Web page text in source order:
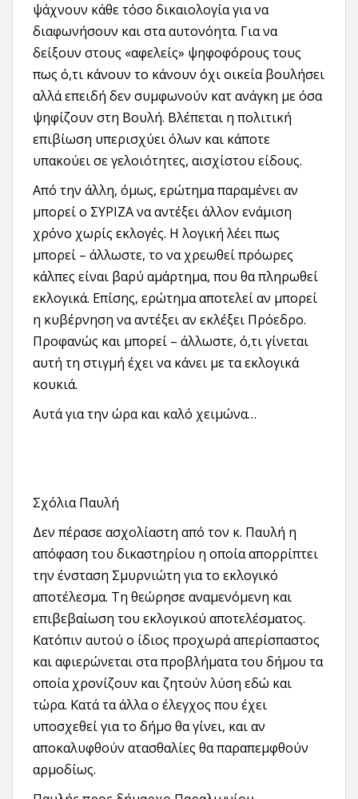
ψάχνουν κάθε τόσο δικαιολογία για να
διαφωνήσουν και στα αυτονόητα. Για να
δείξουν στους «αφελείς» ψηφοφόρους τους
πως ό,τι κάνουν το κάνουν όχι οικεία βουλήσει
αλλά επειδή δεν συμφωνούν κατ ανάγκη με όσα
ψηφίζουν στη Βουλή. Βλέπεται η πολιτική
επιβίωση υπερισχύει όλων και κάποτε
υπακούει σε γελοιότητες, αισχίστου είδους.
Από την άλλη, όμως, ερώτημα παραμένει αν
μπορεί ο ΣΥΡΙΖΑ να αντέξει άλλον ενάμιση
χρόνο χωρίς εκλογές. Η λογική λέει πως
μπορεί – άλλωστε, το να χρεωθεί πρόωρες
κάλπες είναι βαρύ αμάρτημα, που θα πληρωθεί
εκλογικά. Επίσης, ερώτημα αποτελεί αν μπορεί
η κυβέρνηση να αντέξει αν εκλέξει Πρόεδρο.
Προφανώς και μπορεί – άλλωστε, ό,τι γίνεται
αυτή τη στιγμή έχει να κάνει με τα εκλογικά
κουκιά.
Αυτά για την ώρα και καλό χειμώνα…
Σχόλια Παυλή
Δεν πέρασε ασχολίαστη από τον κ. Παυλή η
απόφαση του δικαστηρίου η οποία απορρίπτει
την ένσταση Σμυρνιώτη για το εκλογικό
αποτέλεσμα. Τη θεώρησε αναμενόμενη και
επιβεβαίωση του εκλογικού αποτελέσματος.
Κατόπιν αυτού ο ίδιος προχωρά απερίσπαστος
και αφιερώνεται στα προβλήματα του δήμου τα
οποία χρονίζουν και ζητούν λύση εδώ και
τώρα. Κατά τα άλλα ο έλεγχος που έχει
υποσχεθεί για το δήμο θα γίνει, και αν
αποκαλυφθούν ατασθαλίες θα παραπεμφθούν
αρμοδίως.